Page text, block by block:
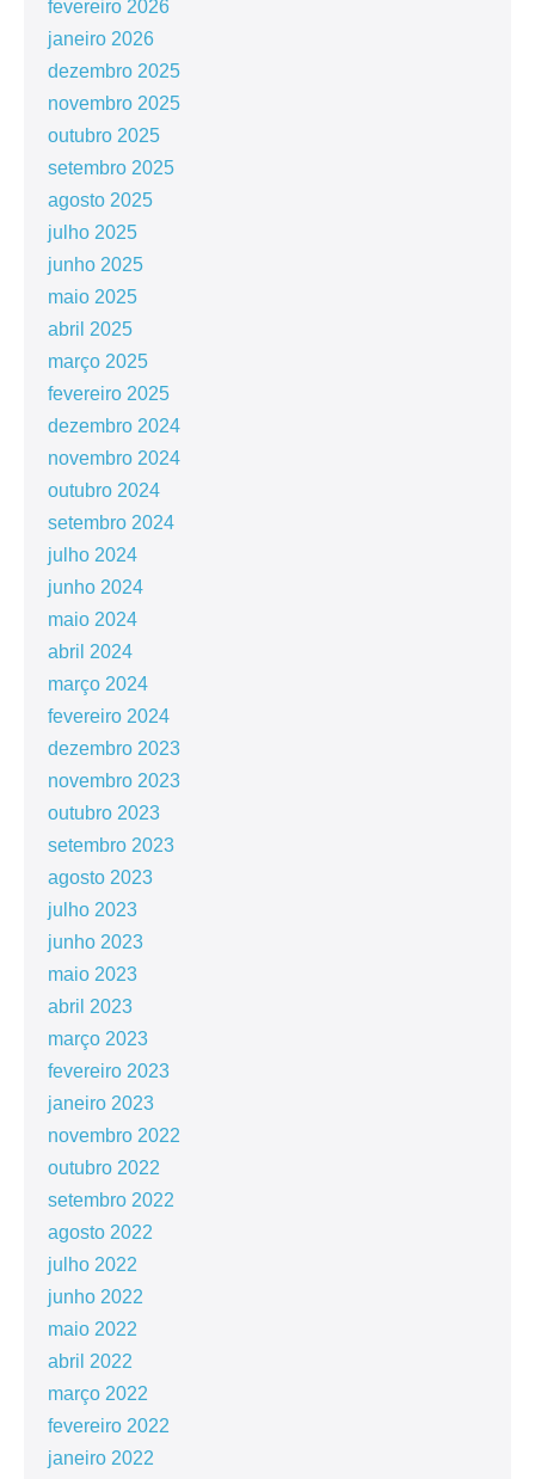
fevereiro 2026
janeiro 2026
dezembro 2025
novembro 2025
outubro 2025
setembro 2025
agosto 2025
julho 2025
junho 2025
maio 2025
abril 2025
março 2025
fevereiro 2025
dezembro 2024
novembro 2024
outubro 2024
setembro 2024
julho 2024
junho 2024
maio 2024
abril 2024
março 2024
fevereiro 2024
dezembro 2023
novembro 2023
outubro 2023
setembro 2023
agosto 2023
julho 2023
junho 2023
maio 2023
abril 2023
março 2023
fevereiro 2023
janeiro 2023
novembro 2022
outubro 2022
setembro 2022
agosto 2022
julho 2022
junho 2022
maio 2022
abril 2022
março 2022
fevereiro 2022
janeiro 2022